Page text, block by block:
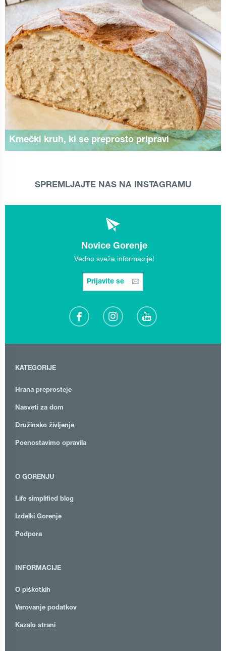
Kmečki kruh, ki se preprosto pripravi
SPREMLJAJTE NAS NA INSTAGRAMU
Novice Gorenje
Vedno sveže informacije!
Prijavite se
KATEGORIJE
Hrana preprosteje
Nasveti za dom
Družinsko življenje
Poenostavimo opravila
O GORENJU
Life simplified blog
Izdelki Gorenje
Podpora
INFORMACIJE
O piškotkih
Varovanje podatkov
Kazalo strani